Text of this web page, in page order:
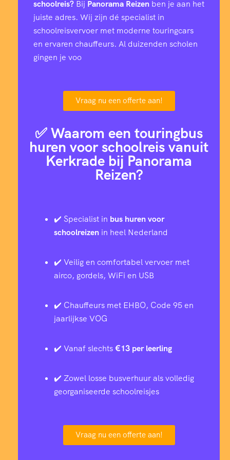
schoolreis? Bij Panorama Reizen ben je aan het
juiste adres. Wij zijn dé specialist in
schoolreisvervoer met moderne touringcars
en ervaren chauffeurs. Al duizenden scholen
gingen je voo
Vraag nu een offerte aan!
✅ Waarom een touringbus
huren voor schoolreis vanuit
Kerkrade bij Panorama
Reizen?
✔️ Specialist in bus huren voor
schoolreizen in heel Nederland
✔️ Veilig en comfortabel vervoer met
airco, gordels, WiFi en USB
✔️ Chauffeurs met EHBO, Code 95 en
jaarlijkse VOG
✔️ Vanaf slechts€13 per leerling
✔️ Zowel losse busverhuur als volledig
georganiseerde schoolreisjes
Vraag nu een offerte aan!